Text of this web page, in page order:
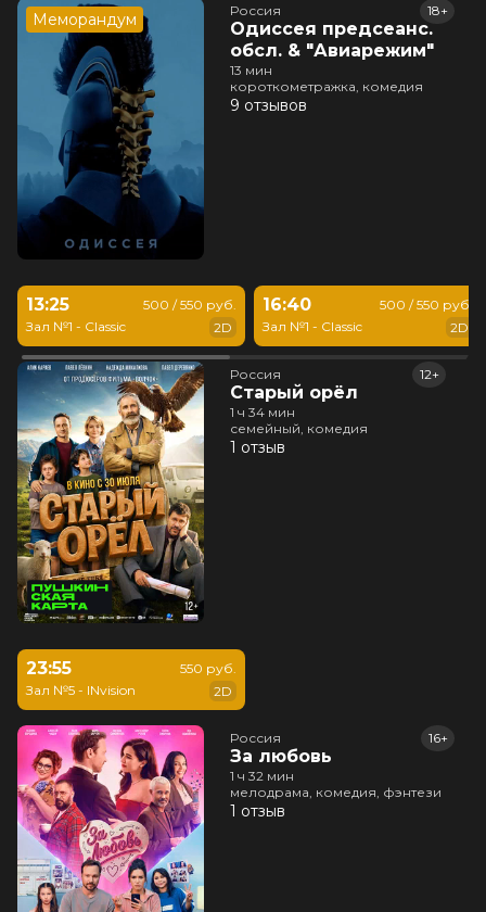
Меморандум Россия
Одиссея предсеанс.
обсл. & "Авиарежим"
18+
13 мин
короткометражка, комедия
9 отзывов
13:25
Зал №1 - Classic
500 / 550 руб.
2D
16:40
Зал №1 - Classic
500 / 550 руб.
2D
Россия
Старый орёл
12+
1 ч 34 мин
семейный, комедия
1 отзыв
23:55
Зал №5 - INvision
550 руб.
2D
Россия
За любовь
16+
1 ч 32 мин
мелодрама, комедия, фэнтези
1 отзыв